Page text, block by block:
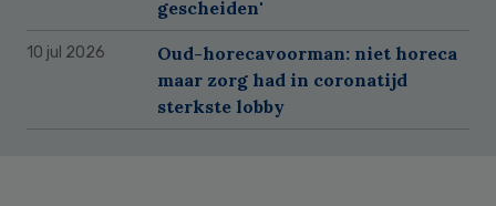
gescheiden'
10 jul 2026
Oud-horecavoorman: niet horeca
maar zorg had in coronatijd
sterkste lobby